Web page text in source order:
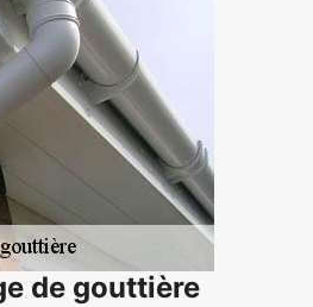
de gouttière